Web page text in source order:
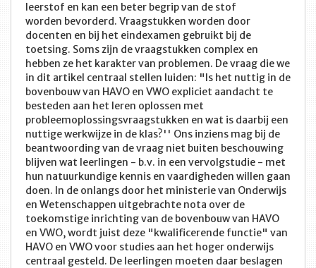
leerstof en kan een beter begrip van de stof
worden bevorderd. Vraagstukken worden door
docenten en bij het eindexamen gebruikt bij de
toetsing. Soms zijn de vraagstukken complex en
hebben ze het karakter van problemen. De vraag die we
in dit artikel centraal stellen luiden: "Is het nuttig in de
bovenbouw van HAVO en VWO expliciet aandacht te
besteden aan het leren oplossen met
probleemoplossingsvraagstukken en wat is daarbij een
nuttige werkwijze in de klas?'' Ons inziens mag bij de
beantwoording van de vraag niet buiten beschouwing
blijven wat leerlingen - b.v. in een vervolgstudie - met
hun natuurkundige kennis en vaardigheden willen gaan
doen. In de onlangs door het ministerie van Onderwijs
en Wetenschappen uitgebrachte nota over de
toekomstige inrichting van de bovenbouw van HAVO
en VWO, wordt juist deze "kwalificerende functie" van
HAVO en VWO voor studies aan het hoger onderwijs
centraal gesteld. De leerlingen moeten daar beslagen